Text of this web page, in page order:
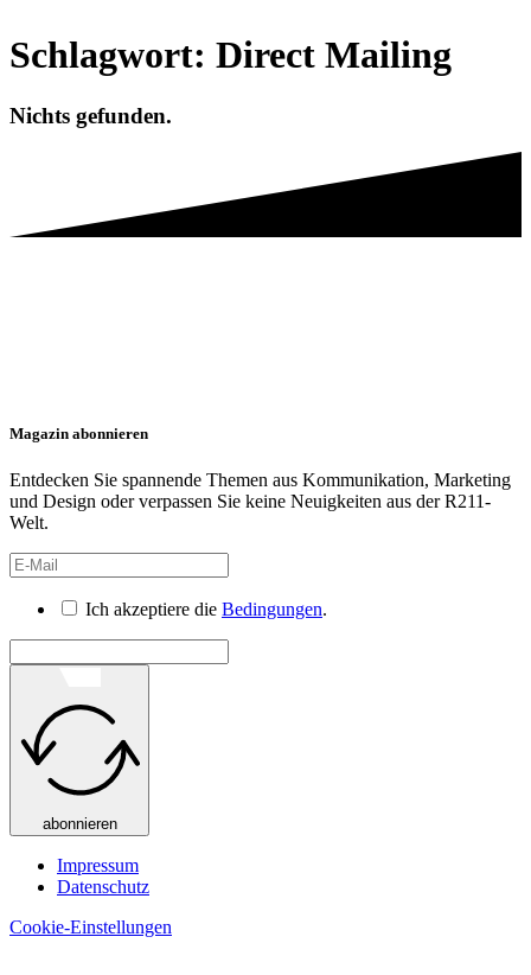
Schlagwort: Direct Mailing
Nichts gefunden.
Magazin abonnieren
Entdecken Sie spannende Themen aus Kommunikation, Marketing
und Design oder verpassen Sie keine Neuigkeiten aus der R211-
Welt.
Ich akzeptiere die Bedingungen.
abonnieren
Impressum
Datenschutz
Cookie-Einstellungen